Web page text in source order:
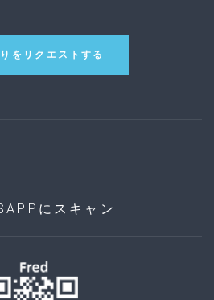
をリクエストする
にスキャン